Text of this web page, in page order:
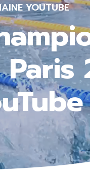
YOUTUBE